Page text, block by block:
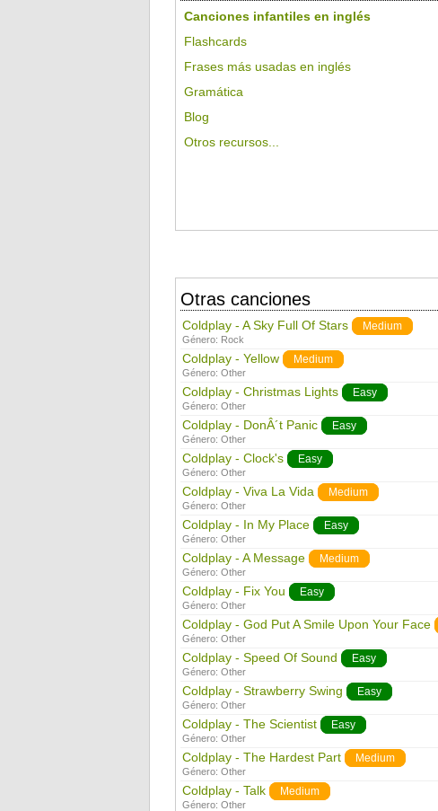
Canciones infantiles en inglés
Flashcards
Frases más usadas en inglés
Gramática
Blog
Otros recursos...
Otras canciones
Coldplay - A Sky Full Of Stars Medium
Género: Rock
Coldplay - Yellow Medium
Género: Other
Coldplay - Christmas Lights Easy
Género: Other
Coldplay - DonÂ´t Panic Easy
Género: Other
Coldplay - Clock's Easy
Género: Other
Coldplay - Viva La Vida Medium
Género: Other
Coldplay - In My Place Easy
Género: Other
Coldplay - A Message Medium
Género: Other
Coldplay - Fix You Easy
Género: Other
Coldplay - God Put A Smile Upon Your Face
Género: Other
Coldplay - Speed Of Sound Easy
Género: Other
Coldplay - Strawberry Swing Easy
Género: Other
Coldplay - The Scientist Easy
Género: Other
Coldplay - The Hardest Part Medium
Género: Other
Coldplay - Talk Medium
Género: Other